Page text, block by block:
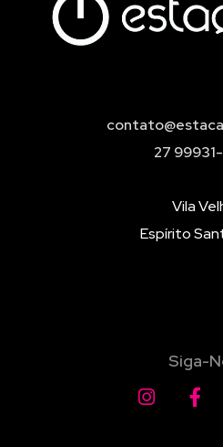
27
Vila
Espírito
Siga-